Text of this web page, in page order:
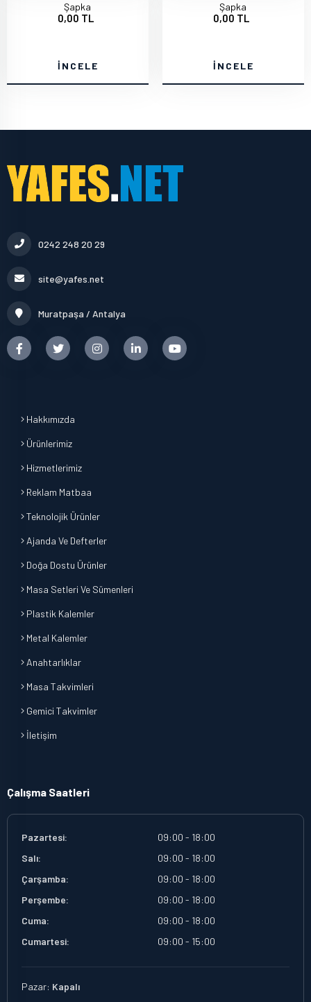
Şapka
0,00 TL
İNCELE
Şapka
0,00 TL
İNCELE
0242 248 20 29
site@yafes.net
Muratpaşa / Antalya
Hakkımızda
Ürünlerimiz
Hizmetlerimiz
Reklam Matbaa
Teknolojik Ürünler
Ajanda Ve Defterler
Doğa Dostu Ürünler
Masa Setleri Ve Sümenleri
Plastik Kalemler
Metal Kalemler
Anahtarlıklar
Masa Takvimleri
Gemici Takvimler
İletişim
Çalışma Saatleri
Pazartesi:
09:00 - 18:00
Salı:
09:00 - 18:00
Çarşamba:
09:00 - 18:00
Perşembe:
09:00 - 18:00
Cuma:
09:00 - 18:00
Cumartesi:
09:00 - 15:00
Pazar: Kapalı